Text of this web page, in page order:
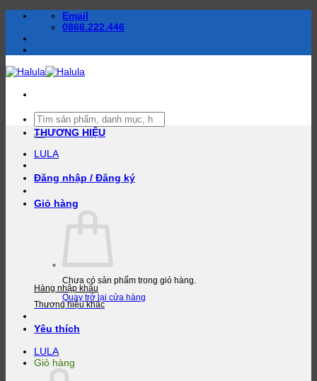
dung
Email
0866.222.446
Tìm
kiếm:
LULA
Đăng nhập / Đăng ký
Giỏ hàng
Chưa có sản phẩm trong giỏ hàng.
Quay trở lại cửa hàng
Yêu thích
LULA
Giỏ hàng
THƯƠNG HIỆU
Hàng nhập khẩu
Thương hiệu khác